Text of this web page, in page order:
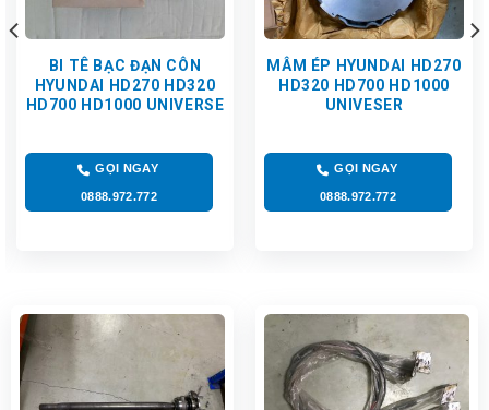
BI TÊ BẠC ĐẠN CÔN
HYUNDAI HD270 HD320
HD700 HD1000 UNIVERSE
GỌI NGAY
0888.972.772
MÂM ÉP HYUNDAI HD270
HD320 HD700 HD1000
UNIVESER
GỌI NGAY
0888.972.772